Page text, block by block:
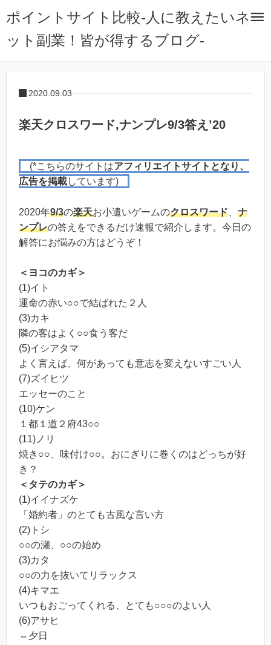
ポイントサイト比較-人に教えたいネ
ット副業！皆が得するブログ-
2020.09.03
楽天クロスワード,ナンプレ9/3答え’20
(*こちらのサイトはアフィリエイトサイトとなり、
広告を掲載しています)
2020年9/3の楽天お小遣いゲームのクロスワード
ナ
ンプレの答えをできるだけ速報で紹介します。今日の
解答にお悩みの方はどうぞ！
＜ヨコのカギ＞
(1)イト
運命の赤い○○で結ばれた２人
(3)カキ
隣の客はよく○○食う客だ
(5)イシアタマ
よく言えば、何があっても意志を変えないすごい人
(7)ズイヒツ
エッセーのこと
(10)ケン
１都１道２府43○○
(11)ノリ
焼き○○、味付け○○。おにぎりに巻くのはどっちが好
き？
＜タテのカギ＞
(1)イイナズケ
「婚約者」のとても古風な言い方
(2)トシ
○○の瀬、○○の始め
(3)カタ
○○の力を抜いてリラックス
(4)キマエ
いつもおごってくれる、とても○○○のよい人
(6)アサヒ
⇔夕日